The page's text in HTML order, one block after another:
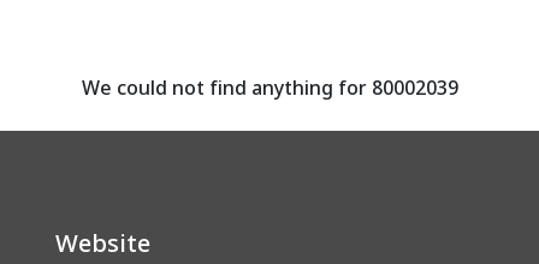
assignment ลงทะเบียน
We could not find anything for 80002039
Website